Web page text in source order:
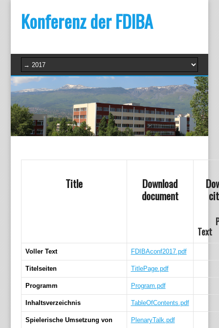
Konferenz der FDIBA
Title
Download
document
Text
Voller Text FDIBAconf2017.pdf
Titelseiten TitlePage.pdf
Programm Program.pdf
Inhaltsverzeichnis TableOfContents.pdf
Spielerische Umsetzung von
PlenaryTalk.pdf